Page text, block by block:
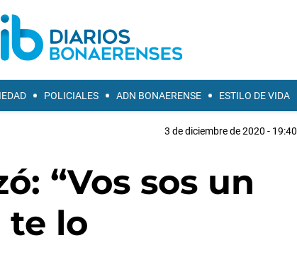
POLICIALES ADN BONAERENSE ESTILO DE VIDA
3 de diciembre de 2020 - 19:40
“Vos sos un
te lo